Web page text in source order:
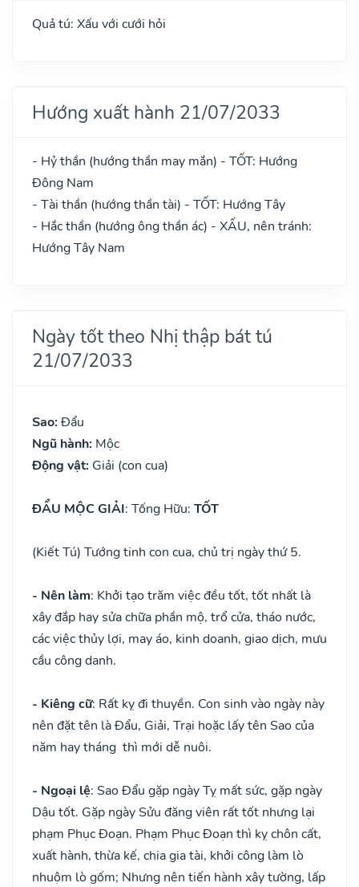
Quả tú: Xấu với cưới hỏi
Hướng xuất hành 21/07/2033
- Hỷ thần (hướng thần may mắn) - TỐT: Hướng
Đông Nam
- Tài thần (hướng thần tài) - TỐT: Hướng Tây
- Hắc thần (hướng ông thần ác) - XẤU, nên tránh:
Hướng Tây Nam
Ngày tốt theo Nhị thập bát tú
21/07/2033
Sao: Đẩu
Ngũ hành: Mộc
Động vật: Giải (con cua)
ĐẨU MỘC GIẢI: Tống Hữu: TỐT
(Kiết Tú) Tướng tinh con cua, chủ trị ngày thứ 5.
- Nên làm: Khởi tạo trăm việc đều tốt, tốt nhất là
xây đắp hay sửa chữa phần mộ, trổ cửa, tháo nước,
các việc thủy lợi, may áo, kinh doanh, giao dịch, mưu
cầu công danh.
- Kiêng cữ: Rất kỵ đi thuyền. Con sinh vào ngày này
nên đặt tên là Đẩu, Giải, Trại hoặc lấy tên Sao của
năm hay tháng thì mới dễ nuôi.
- Ngoại lệ: Sao Đẩu gặp ngày Tỵ mất sức, gặp ngày
Dậu tốt. Gặp ngày Sửu đăng viên rất tốt nhưng lại
phạm Phục Đoạn. Phạm Phục Đoạn thì kỵ chôn cất,
xuất hành, thừa kế, chia gia tài, khởi công làm lò
nhuộm lò gốm; Nhưng nên tiến hành xây tường, lấp